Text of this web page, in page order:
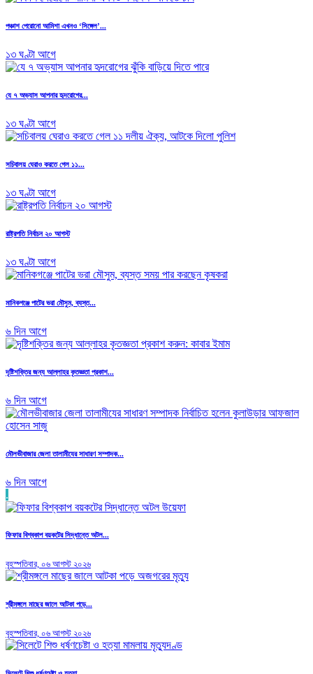
পঞ্চাশ পেরোনো আমিশা এখনও ‘সিঙ্গেল’...
১৩ ঘণ্টা আগে
যে ৭ অভ্যাস আপনার হৃদরোগের...
১৩ ঘণ্টা আগে
সচিবালয় ঘেরাও করতে গেল ১১...
১৩ ঘণ্টা আগে
রাষ্ট্রপতি নির্বাচন ২০ আগস্ট
১৩ ঘণ্টা আগে
মানিকগঞ্জে পাটের ভরা মৌসুম, ব্যস্ত...
৬ দিন আগে
দৃষ্টিশক্তির জন্য আল্লাহর কৃতজ্ঞতা প্রকাশ...
৬ দিন আগে
মৌলভীবাজার জেলা তালামীযের সাধারণ সম্পাদক...
৬ দিন আগে
.
ফিফার বিশ্বকাপ বয়কটের সিদ্ধান্তে অটল...
বৃহস্পতিবার, ০৬ আগস্ট ২০২৬
শ্রীমঙ্গলে মাছের জালে আটকা পড়ে...
বৃহস্পতিবার, ০৬ আগস্ট ২০২৬